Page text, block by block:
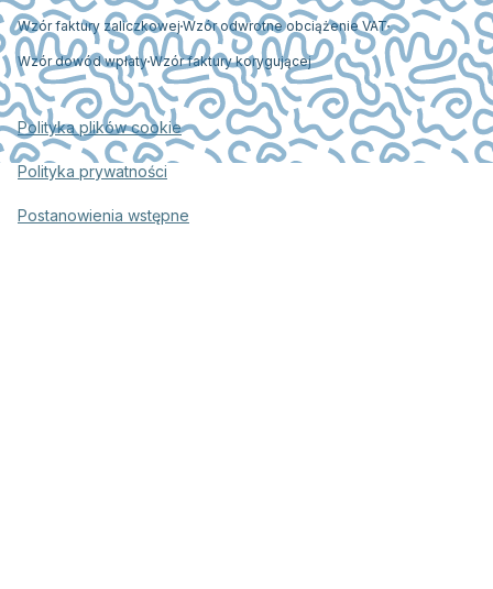
Wzór faktury zaliczkowej Wzór odwrotne obciążenie VAT
Wzór dowód wpłatyWzór faktury korygującej
Polityka plików cookie
Polityka prywatności
Postanowienia wstępne